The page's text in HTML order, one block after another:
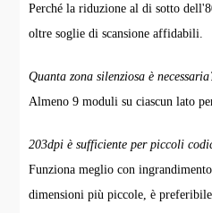
Perché la riduzione al di sotto
oltre soglie di scansione affidabili.
Quanta zona silenziosa è
Almeno 9 moduli su ciascun lato
203dpi è sufficiente per piccoli
Funziona meglio con
dimensioni più piccole, è preferibile